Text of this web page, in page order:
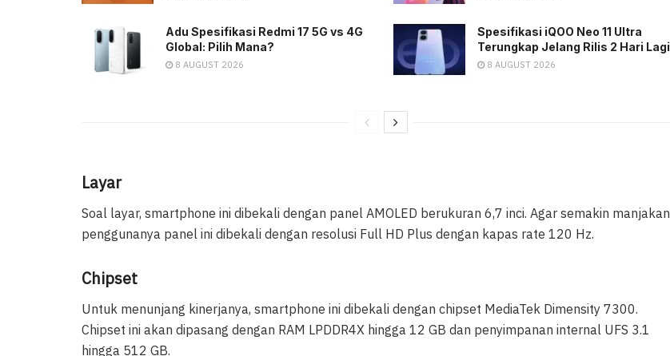
Adu Spesifikasi Redmi 17 5G vs 4G
Global: Pilih Mana?
8 AUGUST 2026
Spesifikasi iQOO Neo 11 Ultra
Terungkap Jelang Rilis 2 Hari Lagi
8 AUGUST 2026
Layar
Soal layar, smartphone ini dibekali dengan panel AMOLED berukuran 6,7 inci. Agar semakin manjakan
penggunanya panel ini dibekali dengan resolusi Full HD Plus dengan kapas rate 120 Hz.
Chipset
Untuk menunjang kinerjanya, smartphone ini dibekali dengan chipset MediaTek Dimensity 7300.
Chipset ini akan dipasang dengan RAM LPDDR4X hingga 12 GB dan penyimpanan internal UFS 3.1
hingga 512 GB.